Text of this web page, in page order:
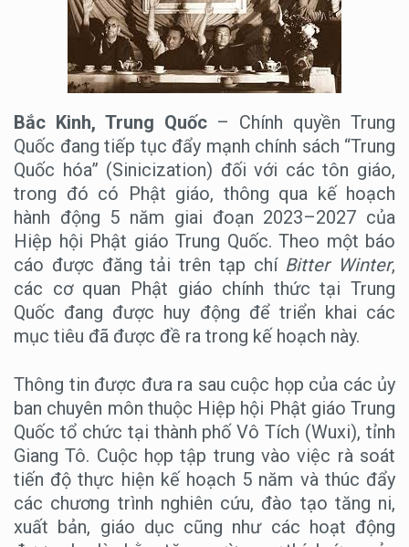
Bắc Kinh, Trung Quốc– Chính quyền Trung
Quốc đang tiếp tục đẩy mạnh chính sách “Trung
Quốc hóa” (Sinicization) đối với các tôn giáo,
trong đó có Phật giáo, thông qua kế hoạch
hành động 5 năm giai đoạn 2023–2027 của
Hiệp hội Phật giáo Trung Quốc. Theo một báo
cáo được đăng tải trên tạp chí Bitter Winter,
các cơ quan Phật giáo chính thức tại Trung
Quốc đang được huy động để triển khai các
mục tiêu đã được đề ra trong kế hoạch này.
Thông tin được đưa ra sau cuộc họp của các ủy
ban chuyên môn thuộc Hiệp hội Phật giáo Trung
Quốc tổ chức tại thành phố Vô Tích (Wuxi), tỉnh
Giang Tô. Cuộc họp tập trung vào việc rà soát
tiến độ thực hiện kế hoạch 5 năm và thúc đẩy
các chương trình nghiên cứu, đào tạo tăng ni,
xuất bản, giáo dục cũng như các hoạt động